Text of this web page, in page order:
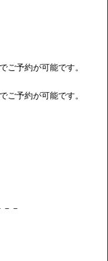
ご予約が可能です。
ご予約が可能です。
－